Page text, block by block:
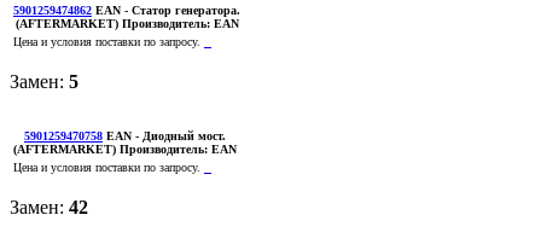
5901259474862 EAN - Статор генератора.
(AFTERMARKET)Производитель: EAN
Цена и условия поставки по запросу.
Замен: 5
5901259470758 EAN - Диодный мост.
(AFTERMARKET) Производитель: EAN
Цена и условия поставки по запросу.
Замен: 42